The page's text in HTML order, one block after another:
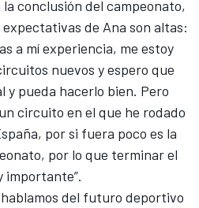
conclusión del campeonato,
de Ana son altas:
a mí experiencia, me estoy
nuevos y espero que
y pueda hacerlo bien. Pero
circuito en el que he rodado
por si fuera poco es la
por lo que terminar el
importante”.
del futuro deportivo